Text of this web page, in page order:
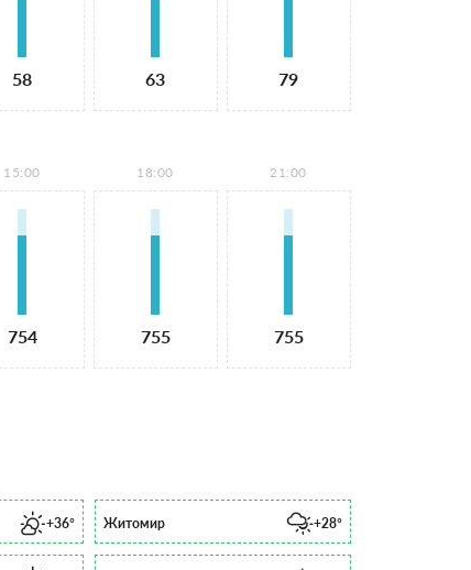
58 63 79
15:00
754
18:00
755
21:00
755
+36° Житомир +28°